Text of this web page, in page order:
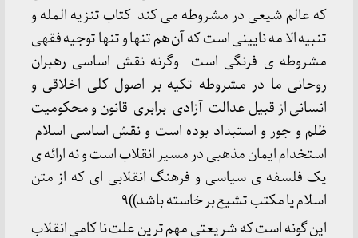
که عالم شیعی در مشروطه می کند کتاب تنزیه المله و
تنبیه الا مه نایینی است که آن هم تنها و تنها توجیه فقهی
مشروطه ی فرنگی است وگرنه نقش اساسی رهبران
روحانی ما در مشروطه تکیه بر اصول کلی اخلاقی و
انسانی از قبیل عدالت آزادی برابری قانون و محکومیت
ظلم و جور و استبداد بوده است و نقش اساسی اسلام
استخدام ایمان مذهبی در مسیر انقلاب است و نه ارائه ی
یک فلسفه ی سیاسی و فرهنگ انقلابی ای که از متن
اسلام یا مکتب تشیع بر خاسته باشد))۹
این گونه است که شریعتی مهم ترین علت نا کامی انقلاب